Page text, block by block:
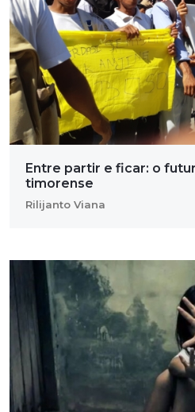
Entre partir e ficar: o
timorense
Rilijanto Viana